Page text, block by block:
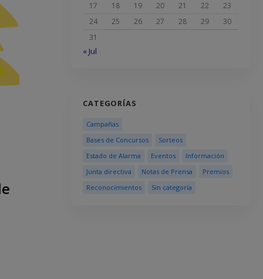
17
18 19 20 21 22
23
24
25 26 27 28 29
30
31
« Jul
CATEGORÍAS
Campañas
Bases de Concursos
Sorteos
Estado de Alarma
Eventos
Información
Junta directiva
Notas de Prensa
Premios
Reconocimientos
Sin categoría